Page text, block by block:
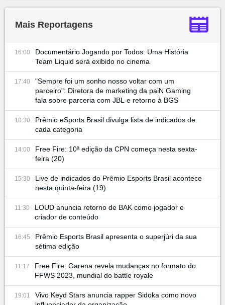
Mais Reportagens
16:00
Documentário Jogando por Todos: Uma História
Team Liquid será exibido no cinema
17:40
"Sempre foi um sonho nosso voltar com um
parceiro": Diretora de marketing da paiN Gaming
fala sobre parceria com JBL e retorno à BGS
10:30
Prêmio eSports Brasil divulga lista de indicados de
cada categoria
14:00
Free Fire: 10ª edição da CPN começa nesta sexta-
feira (20)
15:30
Live de indicados do Prêmio Esports Brasil acontece
nesta quinta-feira (19)
11:30
LOUD anuncia retorno de BAK como jogador e
criador de conteúdo
16:45
Prêmio Esports Brasil apresenta o superjúri da sua
sétima edição
11:17
Free Fire: Garena revela mudanças no formato do
FFWS 2023, mundial do battle royale
19:01
Vivo Keyd Stars anuncia rapper Sidoka como novo